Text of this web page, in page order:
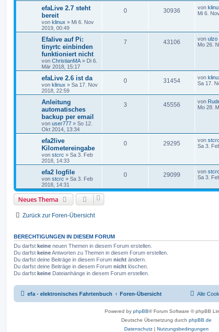
efaLive 2.7 steht
bereit
von klinux » Mi 6. Nov
2019, 00:49
0 30936 von
Mi 6.
Efalive auf Pi:
tinyrtc einbinden
funktioniert nicht
von ChristianMA » Di 6.
Mär 2018, 15:17
7 43106 von ulzo
Mo 26.
efaLive 2.6 ist da
von klinux » Sa 17. Nov
2018, 22:59
0 31454 von
Sa 17.
Anleitung
automatisches
backup per email
von user777 » So 12.
Okt 2014, 13:34
3 45556 von
Mo 28.
efa2live
Kilometereingabe
von stcrc » Sa 3. Feb
2018, 14:33
0 29295 von
Sa 3.
efa2 logfile
von stcrc » Sa 3. Feb
2018, 14:31
0 29099 von
Sa 3.
Neues Thema
Zurück zur Foren-Übersicht
BERECHTIGUNGEN IN DIESEM FORUM
Du darfst keine neuen Themen in diesem Forum erstellen.
Du darfst keineAntworten zu Themen in diesem Forum erstellen.
Du darfst deine Beiträge in diesem Forum nicht ändern.
Du darfst deine Beiträge in diesem Forum nicht löschen.
Du darfst keine Dateianhänge in diesem Forum erstellen.
efa - elektronisches Fahrtenbuch Foren-Übersicht Alle
Powered by phpBB® Forum Software © phpBB
Deutsche Übersetzung durch phpBB.de
Datenschutz | Nutzungsbedingungen